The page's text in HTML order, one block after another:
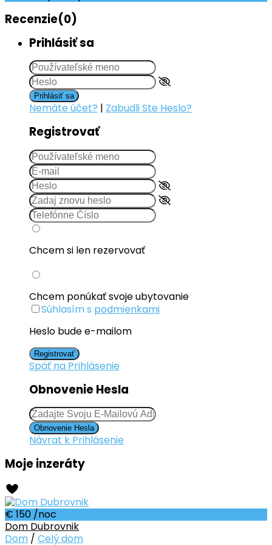
Recenzie(0)
Prihlásiť sa
Prihlásiť sa
Nemáte účet? | Zabudli Ste Heslo?
Registrovať
Chcem si len rezervovať
Chcem ponúkať svoje ubytovanie
Súhlasím s podmienkami
Heslo bude e-mailom
Registrovať
Späť na Prihlásenie
Obnovenie Hesla
Obnovenie Hesla
Návrat k Prihlásenie
Moje inzeráty
€ 150 /noc
Dom Dubrovnik
Dom / Celý dom